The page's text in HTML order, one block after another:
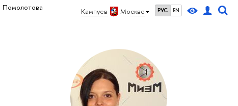
Кампус в Москве РУС EN
Помолотова